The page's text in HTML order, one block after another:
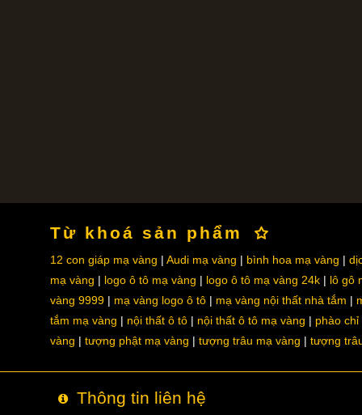
Từ khoá sản phẩm
12 con giáp mạ vàng Audi mạ vàng bình hoa mạ vàng
mạ vàng
logo ô tô mạ vàng logo ô tô mạ vàng 24k
lô gô
vàng 9999
mạ vàng logo ô tô mạ vàng nội thất nhà tắm
tắm mạ vàng
nội thất ô tô nội thất ô tô mạ vàng
phào chỉ
vàng
tượng phật mạ vàng tượng trâu mạ vàng tượng
Thông tin liên hệ